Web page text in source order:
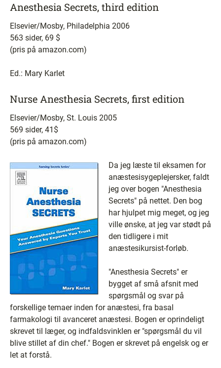
Anesthesia Secrets, third edition
Elsevier/Mosby, Philadelphia 2006
563 sider, 69 $
(pris på amazon.com)
Ed.: Mary Karlet
Nurse Anesthesia Secrets, first edition
Elsevier/Mosby, St. Louis 2005
569 sider, 41$
(pris på amazon.com)
Da jeg læste til eksamen for
anæstesisygeplejersker, faldt
jeg over bogen "Anesthesia
Secrets" på nettet. Den bog
har hjulpet mig meget, og jeg
ville ønske, at jeg var stødt på
den tidligere i mit
anæstesikursist-forløb.
"Anesthesia Secrets" er
bygget af små afsnit med
spørgsmål og svar på
forskellige temaer inden for anæstesi, fra basal
farmakologi til avanceret anæstesi. Bogen er oprindeligt
skrevet til læger, og indfaldsvinklen er "spørgsmål du vil
blive stillet af din chef." Bogen er skrevet på engelsk og er
let at forstå.